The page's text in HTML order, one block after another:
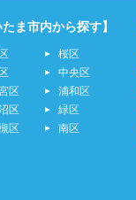
たま市内から探す】
区
区
区
桜区
中央区
浦和区
緑区
南区